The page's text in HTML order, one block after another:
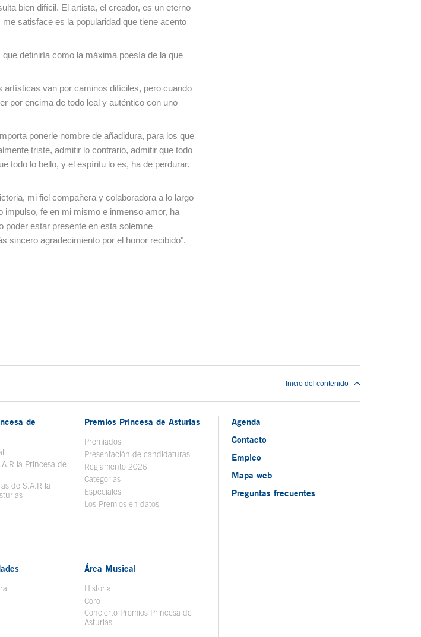
bien difícil. El artista, el creador, es un eterno
satisface es la popularidad que tiene acento
definiría como la máxima poesía de la que
van por caminos difíciles, pero cuando
por encima de todo leal y auténtico con uno
ponerle nombre de añadidura, para los que
triste, admitir lo contrario, admitir que todo
todo lo bello, y el espíritu lo es, ha de perdurar.
mi fiel compañera y colaboradora a lo largo
impulso, fe en mi mismo e inmenso amor, ha
poder estar presente en esta solemne
sincero agradecimiento por el honor recibido".
Inicio del contenido
de
Se abre en ventana nueva
la Princesa de
de S.A.R la
Premios Princesa de Asturias
Premiados
Presentación de candidaturas
Reglamento 2026
Categorías
Especiales
Los Premios en datos
Área Musical
Historia
Coro
Concierto Premios Princesa de
Asturias
Agenda
Contacto
Empleo
Mapa web
Preguntas frecuentes